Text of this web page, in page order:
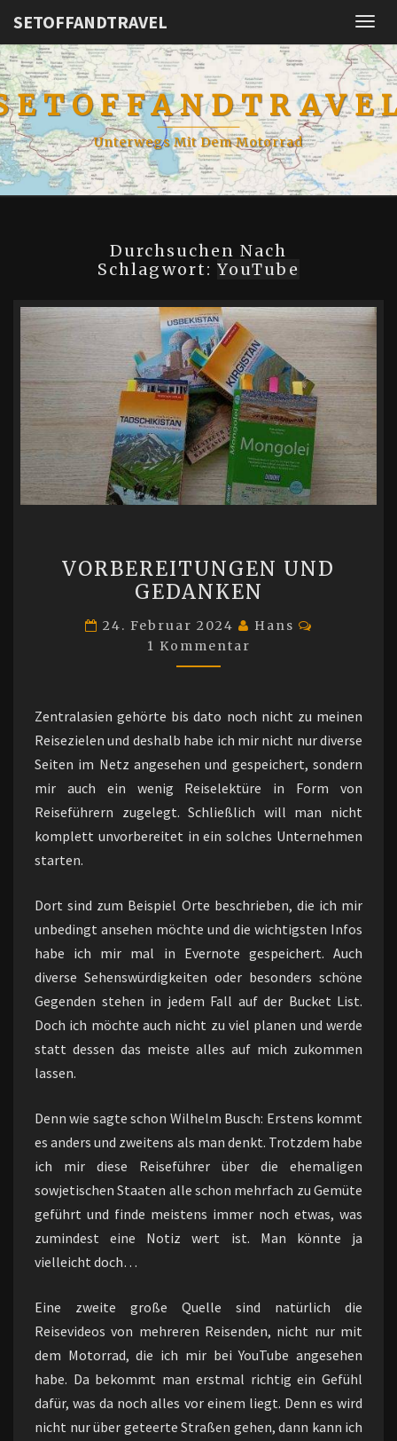
SETOFFANDTRAVEL
Unterwegs Mit Dem Motorrad
Durchsuchen Nach
Schlagwort: YouTube
UND
GEDANKEN
VORBEREITUNGEN UND
GEDANKEN
24. Februar 2024 Hans
1 Kommentar
Zentralasien gehörte bis dato noch nicht zu meinen
Reisezielen und deshalb habe ich mir nicht nur diverse
Seiten im Netz angesehen und gespeichert, sondern
mir auch ein wenig Reiselektüre in Form von
Reiseführern zugelegt. Schließlich will man nicht
komplett unvorbereitet in ein solches Unternehmen
starten.
Dort sind zum Beispiel Orte beschrieben, die ich mir
unbedingt ansehen möchte und die wichtigsten Infos
habe ich mir mal in Evernote gespeichert. Auch
diverse Sehenswürdigkeiten oder besonders schöne
Gegenden stehen in jedem Fall auf der Bucket List.
Doch ich möchte auch nicht zu viel planen und werde
statt dessen das meiste alles auf mich zukommen
lassen.
Denn wie sagte schon Wilhelm Busch: Erstens kommt
es anders und zweitens als man denkt. Trotzdem habe
ich mir diese Reiseführer über die ehemaligen
sowjetischen Staaten alle schon mehrfach zu Gemüte
geführt und finde meistens immer noch etwas, was
zumindest eine Notiz wert ist. Man könnte ja
vielleicht doch…
Eine zweite große Quelle sind natürlich die
Reisevideos von mehreren Reisenden, nicht nur mit
dem Motorrad, die ich mir bei YouTube angesehen
habe. Da bekommt man erstmal richtig ein Gefühl
dafür, was da noch alles vor einem liegt. Denn es wird
nicht nur über geteerte Straßen gehen, dann kann ich